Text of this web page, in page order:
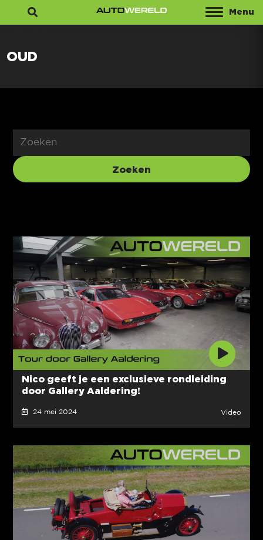
Menu
OUD
Nico geeft je een exclusieve rondleiding
door Gallery Aaldering!
24 mei 2024 Video